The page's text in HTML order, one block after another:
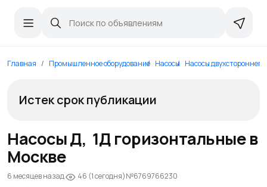
Главная Промышленное оборудование Насосы Насосы двухстороннего
Истек срок публикации
Насосы Д, 1Д горизонтальные в
Москве
6 месяцев назад 46 (1 сегодня)№6769766230